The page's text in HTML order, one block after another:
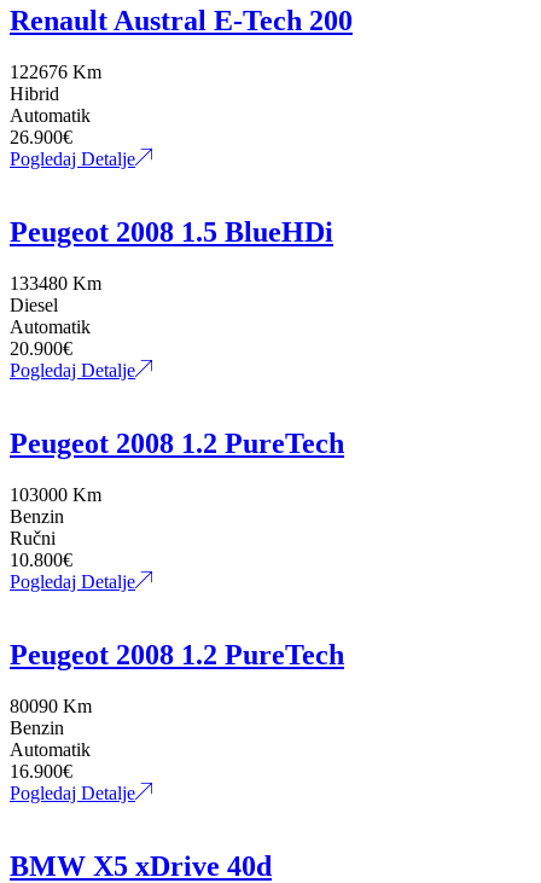
Renault Austral E-Tech 200
122676 Km
Hibrid
Automatik
26.900€
Pogledaj Detalje
Peugeot 2008 1.5 BlueHDi
133480 Km
Diesel
Automatik
20.900€
Pogledaj Detalje
Peugeot 2008 1.2 PureTech
103000 Km
Benzin
Ručni
10.800€
Pogledaj Detalje
Peugeot 2008 1.2 PureTech
80090 Km
Benzin
Automatik
16.900€
Pogledaj Detalje
BMW X5 xDrive 40d